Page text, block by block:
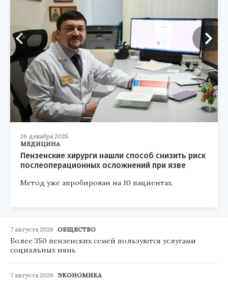
26 декабря 2025
МЕДИЦИНА
Пензенские хирурги нашли способ снизить риск
послеоперационных осложнений при язве
Метод уже апробирован на 10 пациентах.
7 августа 2026 ОБЩЕСТВО
Более 350 пензенских семей пользуются услугами
социальных нянь
7 августа 2026 ЭКОНОМИКА